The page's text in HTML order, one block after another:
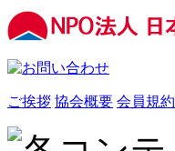
ご挨拶 協会概要 会員規約